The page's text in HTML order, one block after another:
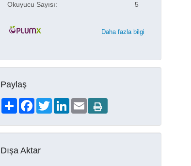
Okuyucu Sayısı: 5
Daha fazla bilgi
Paylaş
ShareFacebookTwitterLinkedIn
Email
Dışa Aktar